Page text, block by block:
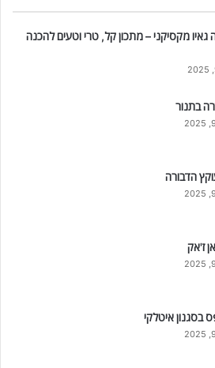
גאיו מקסיקני – מתכון קל, טרי וטעים להכנה
בתנור
הדבורה
ז'אק
בסגנון איטלקי